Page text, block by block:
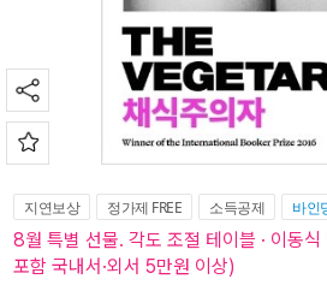
지연보상 정가제 FREE 소득공제 바인
8월 특별 선물. 각도 조절 테이블 · 이동
포함 국내서·외서 5만원 이상)